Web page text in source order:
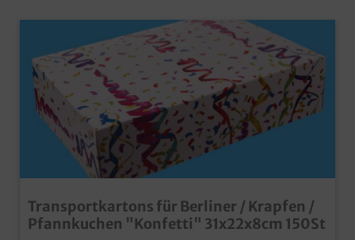
Transportkartons für Berliner / Krapfen /
Pfannkuchen "Konfetti" 31x22x8cm 150St